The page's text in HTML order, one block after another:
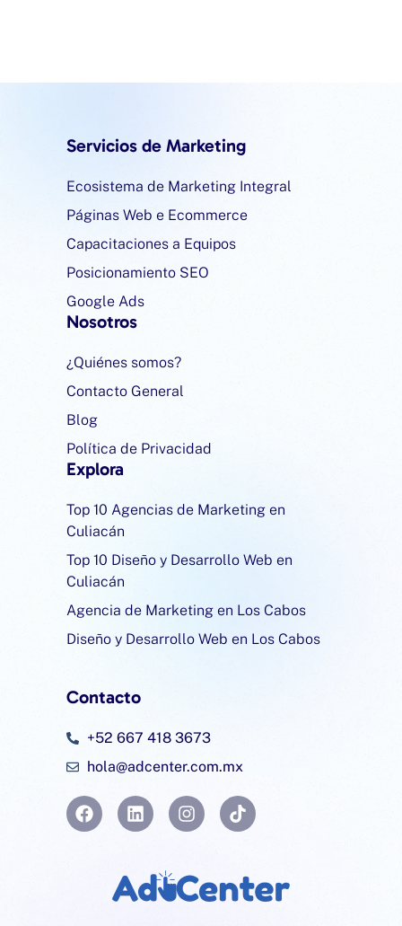
Servicios de Marketing
Ecosistema de Marketing Integral
Páginas Web e Ecommerce
Capacitaciones a Equipos
Posicionamiento SEO
Google Ads
Nosotros
¿Quiénes somos?
Contacto General
Blog
Política de Privacidad
Explora
Top 10 Agencias de Marketing en
Culiacán
Top 10 Diseño y Desarrollo Web en
Culiacán
Agencia de Marketing en Los Cabos
Diseño y Desarrollo Web en Los Cabos
Contacto
+52 667 418 3673
hola@adcenter.com.mx